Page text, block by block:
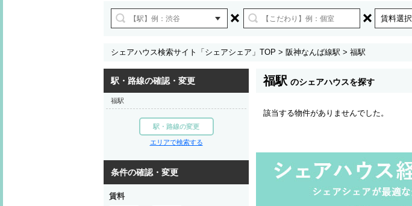
賃料選択
シェアハウス検索サイト「シェアシェア」TOP > 阪神なんば線駅 > 福駅
福駅 のシェアハウスを探す
該当する物件がありませんでした。
駅・路線の確認・変更
福駅
駅・路線の変更
エリアで検索する
条件の確認・変更
賃料